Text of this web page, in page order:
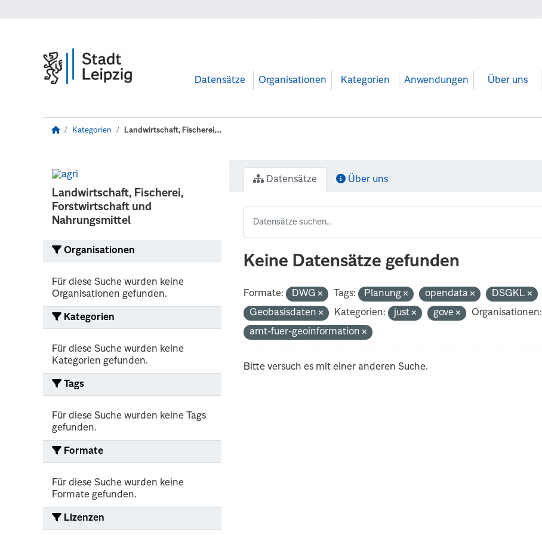
Datensätze Organisationen Kategorien Anwendungen Über uns
Kategorien Landwirtschaft, Fischerei,...
Landwirtschaft, Fischerei,
Forstwirtschaft und
Nahrungsmittel
Organisationen
Für diese Suche wurden keine
Organisationen gefunden.
Kategorien
Für diese Suche wurden keine
Kategorien gefunden.
Tags
Für diese Suche wurden keine Tags
gefunden.
Formate
Für diese Suche wurden keine
Formate gefunden.
Lizenzen
Datensätze Über uns
Keine Datensätze gefunden
Formate: DWG Tags: Planung opendata
DSGKL
Geobasisdaten
Kategorien: just gove
Organisationen:
amt-fuer-geoinformation
Bitte versuch es mit einer anderen Suche.